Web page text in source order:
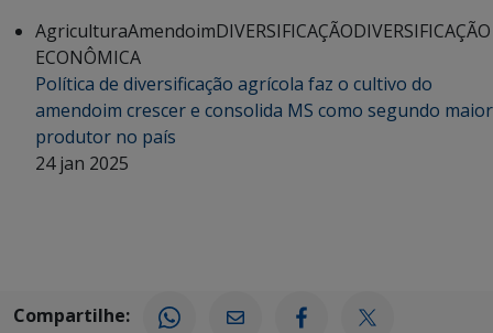
AgriculturaAmendoimDIVERSIFICAÇÃODIVERSIFICAÇÃO
ECONÔMICA
Política de diversificação agrícola faz o cultivo do
amendoim crescer e consolida MS como segundo maior
produtor no país
24 jan 2025
Compartilhe: